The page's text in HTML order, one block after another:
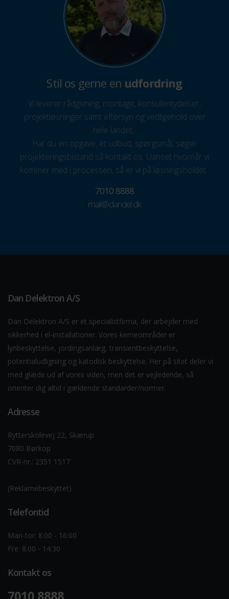
Stil os gerne en udfordring
Vi leverer rådgivning, montage, konsulentydelser,
projektløsninger samt eftersyn og vedligehold over
hele landet.
Har du en opgave, et udbud, spørgsmål, søger
projekteringsbistand så kontakt os. Uanset hvornår vi
kommer med i processen, så er vi på løsningsholdet.
7010 8888
mail@dandel.dk
Dan Delektron A/S
Dan Delektron A/S er et specialistfirma, der arbejder med
sikkerhed i el-installationer. Vores kerneområder er
lynbeskyttelse, jordingsanlæg, transientbeskyttelse,
potentialudligning og katodisk beskyttelse. Her på sitet deler vi
med glæde ud af vores viden, men det er vejledende, så
orienter dig altid i gældende standarder/normer.
Adresse
Rytterskolevej 22, Skærup
7080 Børkop
CVR-nr.: 2351 1517
(Reklamebeskyttet)
Telefontid
Man-tor: 8:00 - 16:00
Fre: 8:00 - 14:30
Kontakt os